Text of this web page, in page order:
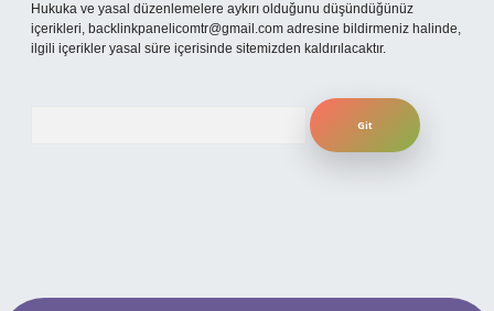
Hukuka ve yasal düzenlemelere aykırı olduğunu düşündüğünüz
içerikleri, backlinkpanelicomtr@gmail.com adresine bildirmeniz halinde,
ilgili içerikler yasal süre içerisinde sitemizden kaldırılacaktır.